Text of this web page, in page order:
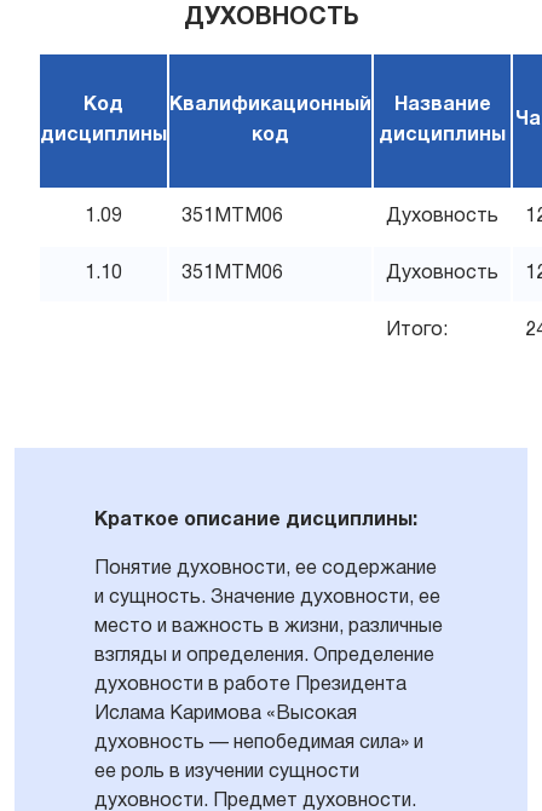
ДУХОВНОСТЬ
Код
дисциплины
Квалификационный
код
Название
дисциплины
1.09 351MTM06 Духовность
1.10 351MTM06 Духовность
Итого:
Краткое описание дисциплины:
Понятие духовности, ее содержание
и сущность. Значение духовности, ее
место и важность в жизни, различные
взгляды и определения. Определение
духовности в работе Президента
Ислама Каримова «Высокая
духовность — непобедимая сила» и
ее роль в изучении сущности
духовности. Предмет духовности.